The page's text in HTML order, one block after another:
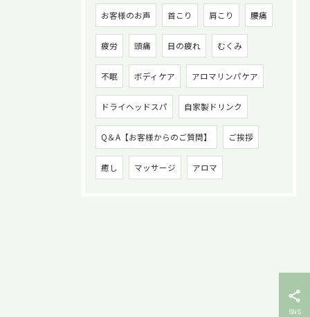
お客様のお声 首こり 肩こり 腰痛
疲労 頭痛 目の疲れ むくみ
不眠 ボディケア アロマリンパケア
ドライヘッドスパ 自家製ドリンク
Q＆A【お客様からのご質問】 ご挨拶
癒し マッサージ アロマ